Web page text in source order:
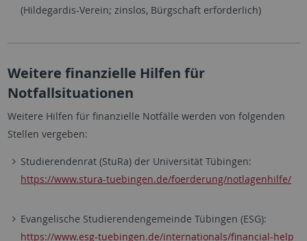
(Hildegardis-Verein; zinslos, Bürgschaft erforderlich)
Weitere finanzielle Hilfen für
Notfallsituationen
Weitere Hilfen für finanzielle Notfälle werden von folgenden
Stellen vergeben:
Studierendenrat (StuRa) der Universität Tübingen:
https://www.stura-tuebingen.de/foerderung/notlagenhilfe/
Evangelische Studierendengemeinde Tübingen (ESG):
https://www.esg-tuebingen.de/internationals/financial-help